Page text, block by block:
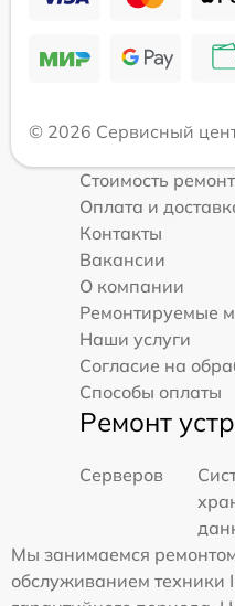
© 2026 Сервисный
Стоимость
Оплата и
Контакты
Вакансии
О компании
Ремонтируемые
Наши услуги
Согласие на
Способы оплаты
Ремонт
Серверов
Мы занимаемся
обслуживанием техники